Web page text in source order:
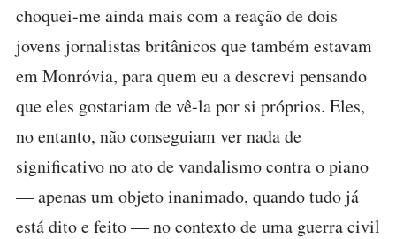
choquei-me ainda mais com a reação de dois
jovens jornalistas britânicos que também estavam
em Monróvia, para quem eu a descrevi pensando
que eles gostariam de vê-la por si próprios. Eles,
no entanto, não conseguiam ver nada de
significativo no ato de vandalismo contra o piano
— apenas um objeto inanimado, quando tudo já
está dito e feito — no contexto de uma guerra civil